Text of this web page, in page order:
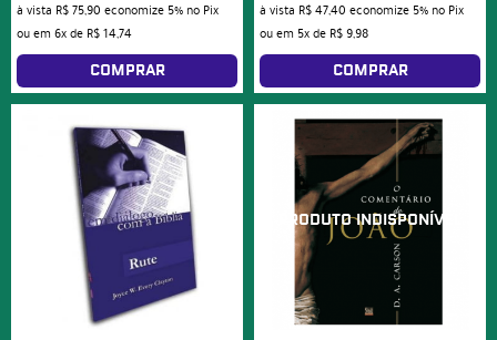
à vista R$ 75,90 economize 5% no Pix
ou em 6xde R$ 14,74
COMPRAR
à vista R$ 47,40 economize 5% no Pix
ou em 5xde R$ 9,98
COMPRAR